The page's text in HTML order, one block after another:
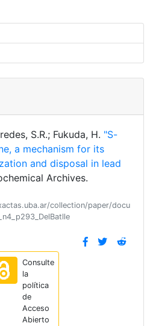
S.R.; Fukuda, H. "S-
a mechanism for its
and disposal in lead
Archives.
collection/paper/docu
Consulte
la
política
de
Acceso
Abierto